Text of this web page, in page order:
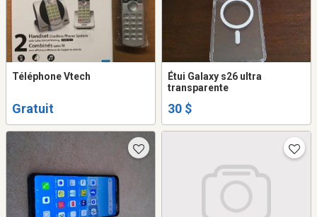
Téléphone Vtech
Gratuit
Étui Galaxy s26 ultra
transparente
30 $